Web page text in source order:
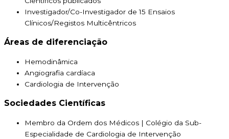
Investigador/Co-Investigador de 15 Ensaios
Clínicos/Registos Multicêntricos
Áreas de diferenciação
Hemodinâmica
Angiografia cardíaca
Cardiologia de Intervenção
Sociedades Científicas
Membro da Ordem dos Médicos | Colégio da Sub-
Especialidade de Cardiologia de Intervenção